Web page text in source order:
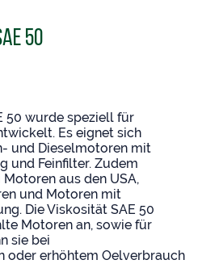
50
50 wurde speziell für
Es eignet sich
und Dieselmotoren mit
und Feinfilter. Zudem
aus den USA,
und Motoren mit
Die Viskosität SAE 50
Motoren an, sowie für
sie bei
oder erhöhtem Oelverbrauch